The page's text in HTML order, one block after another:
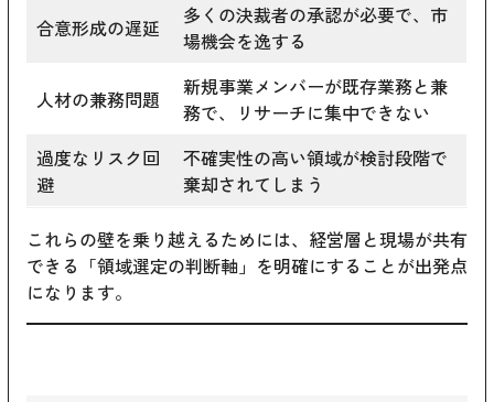
合意形成の遅延
多くの決裁者の承認が必要で、市
場機会を逸する
人材の兼務問題
新規事業メンバーが既存業務と兼
務で、リサーチに集中できない
過度なリスク回
避
不確実性の高い領域が検討段階で
棄却されてしまう
これらの壁を乗り越えるためには、経営層と現場が共有
できる「領域選定の判断軸」を明確にすることが出発点
になります。